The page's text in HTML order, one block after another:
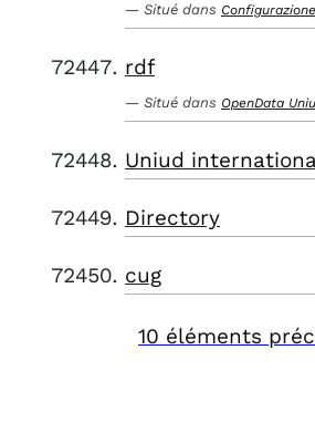
Situé dans
rdf
Situé dans OpenData
Uniud
Directory
cug
10 éléments